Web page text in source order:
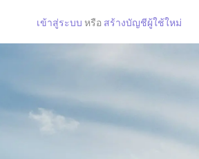
เข้าสู่ระบบ หรือ สร้างบัญชีผู้ใช้ใหม่